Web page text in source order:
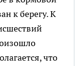
к берегу. К
что